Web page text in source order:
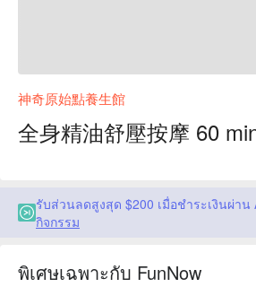
神奇原始點養生館
全身精油舒壓按摩 60
รับส่วนลดสูงสุด $200 เมื่อชำระเงินผ่าน
กิจกรรม
พิเศษเฉพาะกับ FunNow